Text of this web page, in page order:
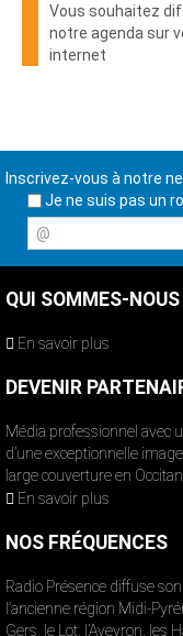
Vous souhaitez
notre agenda sur
internet
Inscrivez-vous à notre
Je ne suis pas un
@
QUI SOMMES-NOUS
En savoir plus
DEVENIR
Média professionnel avec
d’une exceptionnelle
large couverture en
En savoir plus
NOS FRÉQUENCES
Radio Présence diffuse
l’ancienne région Midi-
Gers, le Lot, l’Aveyron, les